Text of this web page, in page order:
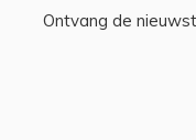
Ontvang de